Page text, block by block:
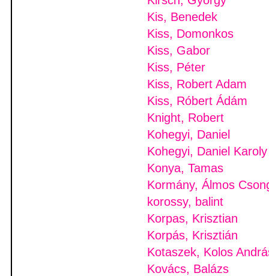
Kis, Benedek
Kiss, Domonkos
Kiss, Gabor
Kiss, Péter
Kiss, Robert Adam
Kiss, Róbert Ádám
Knight, Robert
Kohegyi, Daniel
Kohegyi, Daniel Karoly
Konya, Tamas
Kormány, Álmos
korossy, balint
Korpas, Krisztian
Korpás, Krisztián
Kotaszek, Kolos
Kovács, Balázs